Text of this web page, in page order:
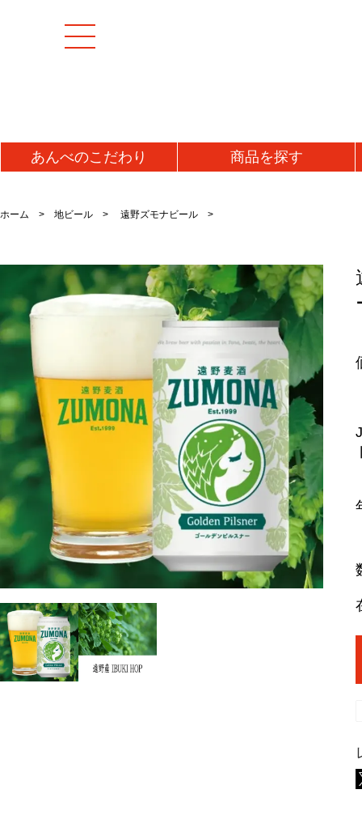
あんべのこだわり 商品を探す
[特集商品]
初回お試し
送料無料・送料込み
仔羊(ラム)肉
ラムモモ肉
ラムカタ肉
ラムカタロース肉
ラム特選ロース肉
ラムチョップ
ラムスペアリブ
ラムショートロイン
ラムテンダーロイン
ラムTボーンステーキ
マトンロース肉(解凍)
牛肉
豚肉
豚ホルモン
味噌
タレ
ラム
アロ
手前
ジン
地ビ
ホーム 地ビール 遠野ズモナビール